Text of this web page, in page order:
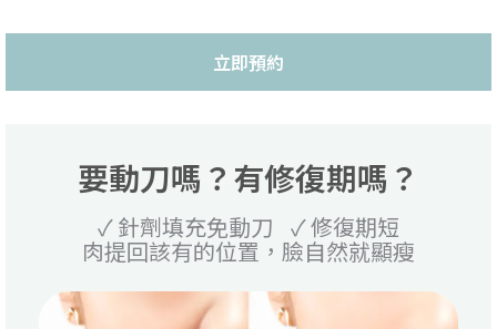
立即預約
要動刀嗎？有修復期嗎？
✓ 針劑填充免動刀 ✓ 修復期短
肉提回該有的位置，臉自然就顯瘦